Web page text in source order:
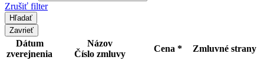
Zrušiť filter
Zavrieť
Dátum
zverejnenia
Názov
Číslo zmluvy
Cena * Zmluvné strany